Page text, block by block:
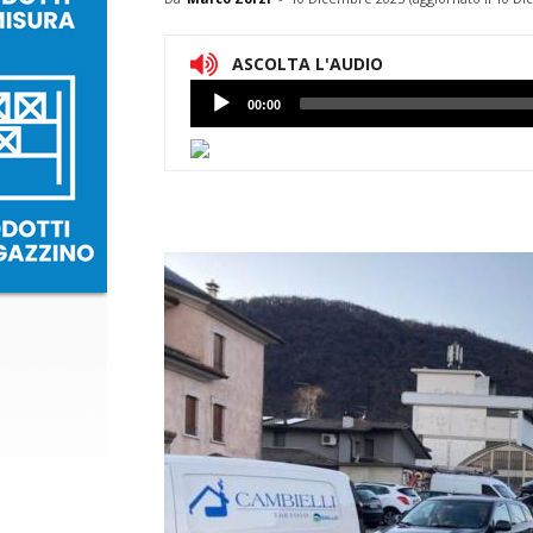
ASCOLTA L'AUDIO
Lettore
Audio
00:00